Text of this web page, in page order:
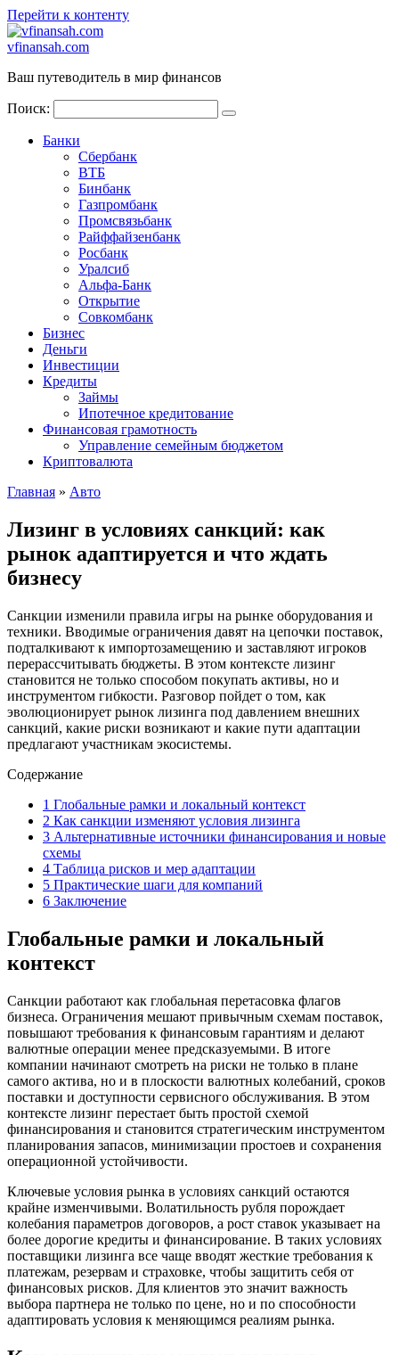
Перейти к контенту
vfinansah.com
Ваш путеводитель в мир финансов
Поиск:
Банки
Сбербанк
ВТБ
Бинбанк
Газпромбанк
Промсвязьбанк
Райффайзенбанк
Росбанк
Уралсиб
Альфа-Банк
Открытие
Совкомбанк
Бизнес
Деньги
Инвестиции
Кредиты
Займы
Ипотечное кредитование
Финансовая грамотность
Управление семейным бюджетом
Криптовалюта
Главная » Авто
Лизинг в условиях санкций: как
рынок адаптируется и что ждать
бизнесу
Санкции изменили правила игры на рынке оборудования и
техники. Вводимые ограничения давят на цепочки поставок,
подталкивают к импортозамещению и заставляют игроков
перерассчитывать бюджеты. В этом контексте лизинг
становится не только способом покупать активы, но и
инструментом гибкости. Разговор пойдет о том, как
эволюционирует рынок лизинга под давлением внешних
санкций, какие риски возникают и какие пути адаптации
предлагают участникам экосистемы.
Содержание
1 Глобальные рамки и локальный контекст
2 Как санкции изменяют условия лизинга
3 Альтернативные источники финансирования и новые
схемы
4 Таблица рисков и мер адаптации
5 Практические шаги для компаний
6 Заключение
Глобальные рамки и локальный
контекст
Санкции работают как глобальная перетасовка флагов
бизнеса. Ограничения мешают привычным схемам поставок,
повышают требования к финансовым гарантиям и делают
валютные операции менее предсказуемыми. В итоге
компании начинают смотреть на риски не только в плане
самого актива, но и в плоскости валютных колебаний, сроков
поставки и доступности сервисного обслуживания. В этом
контексте лизинг перестает быть простой схемой
финансирования и становится стратегическим инструментом
планирования запасов, минимизации простоев и сохранения
операционной устойчивости.
Ключевые условия рынка в условиях санкций остаются
крайне изменчивыми. Волатильность рубля порождает
колебания параметров договоров, а рост ставок указывает на
более дорогие кредиты и финансирование. В таких условиях
поставщики лизинга все чаще вводят жесткие требования к
платежам, резервам и страховке, чтобы защитить себя от
финансовых рисков. Для клиентов это значит важность
выбора партнера не только по цене, но и по способности
адаптировать условия к меняющимся реалиям рынка.